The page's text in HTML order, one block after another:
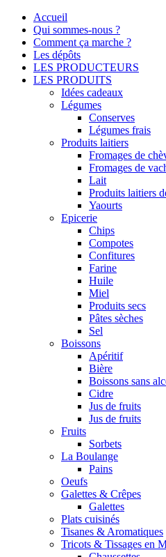
Accueil
Qui sommes-nous ?
Comment ça marche ?
Les dépôts
LES PRODUCTEURS
LES PRODUITS
Idées cadeaux
Légumes
Conserves
Légumes frais
Produits laitiers
Fromages de
Fromages de
Lait
Produits laitiers
Yaourts
Epicerie
Chips
Compotes
Confitures
Farine
Huile
Miel
Produits secs
Pâtes sèches
Sel
Boissons
Apéritif
Bière
Boissons sans
Cidre
Jus de fruits
Jus de fruits
Fruits
Sorbets
La Boulange
Pains
Oeufs
Galettes & Crêpes
Galettes
Plats cuisinés
Tisanes & Aromatiques
Tricots & Tissages en